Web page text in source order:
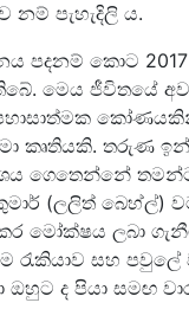
නම් පැහැදිලි ය.
පදනම් කොට 2017
මෙය ජීවිතයේ
කෘතියකි. තරුණ
ගෙතෙන්නේ
(ලලිත් බෙහ්ල්)
මෝක්ෂය ලබා
රැකියාව සහ පවුලේ
ඔහුට ද පියා සමඟ